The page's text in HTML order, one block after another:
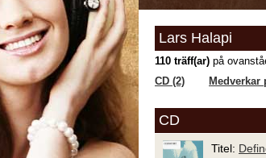
Lars Halapi
110 träff(ar) på
CD (2)
Medverkar
CD
Titel: